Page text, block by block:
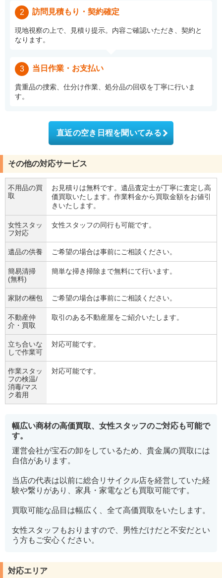
2 訪問見積もり・契約確定
現地視察の上で、見積り提示。内容ご確認いただき、契約と
なります。
3 当日作業・お支払い
貴重品の捜索、仕分け作業、処分品の回収を丁寧に行いま
す。
直近の空き日程を聞いてみる
その他の対応サービス
不用品の買
取
お見積りは無料です。遺品査定士が丁寧に査定し高
価買取いたします。作業料金から買取金額をお値引
きいたします。
女性スタッ
フ対応
女性スタッフの同行も可能です。
遺品の供養 ご希望の場合は事前にご相談ください。
簡易清掃
(無料)
簡単な掃き掃除まで無料にて行います。
家財の梱包 ご希望の場合は事前にご相談ください。
不動産仲
介・買取
取引のある不動産屋をご紹介いたします。
立ち合いな
しで作業可
対応可能です。
作業スタッ
フの検温/
消毒/マス
ク着用
対応可能です。
幅広い商材の高価買取、女性スタッフのご対応も可能で
す。
運営会社が宝石の卸をしているため、貴金属の買取には
自信があります。
当店の代表は以前に総合リサイクル店を経営していた経
験や繋りがあり、家具・家電なども買取可能です。
買取可能な品目は幅広く、全て高価買取をいたします。
女性スタッフもおりますので、男性だけだと不安だとい
う方もご安心ください。
対応エリア